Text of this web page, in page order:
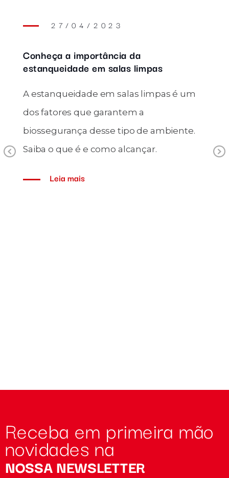
Previous
27/04/2023
Conheça a importância da
Receba em primeira mão
novidades na
NOSSA NEWSLETTER